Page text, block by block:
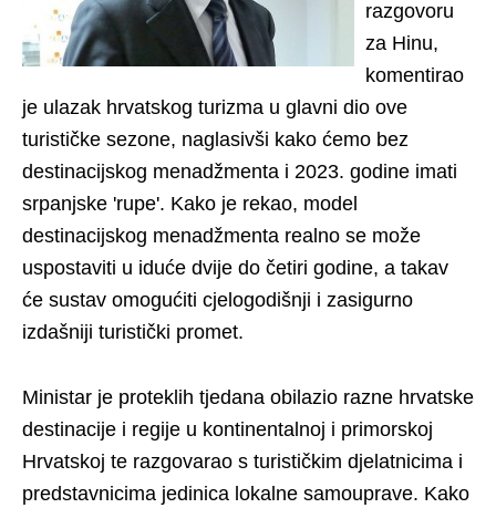
razgovoru
za Hinu,
komentirao
je ulazak hrvatskog turizma u glavni dio ove
turističke sezone, naglasivši kako ćemo bez
destinacijskog menadžmenta i 2023. godine imati
srpanjske 'rupe'. Kako je rekao, model
destinacijskog menadžmenta realno se može
uspostaviti u iduće dvije do četiri godine, a takav
će sustav omogućiti cjelogodišnji i zasigurno
izdašniji turistički promet.
Ministar je proteklih tjedana obilazio razne hrvatske
destinacije i regije u kontinentalnoj i primorskoj
Hrvatskoj te razgovarao s turističkim djelatnicima i
predstavnicima jedinica lokalne samouprave. Kako